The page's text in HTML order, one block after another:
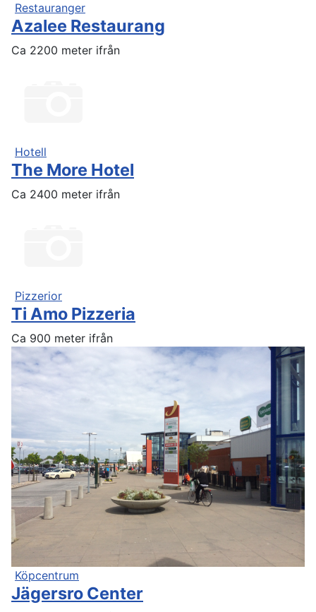
Restauranger
Azalee Restaurang
Ca 2200 meter ifrån
Hotell
The More Hotel
Ca 2400 meter ifrån
Pizzerior
Ti Amo Pizzeria
Ca 900 meter ifrån
Köpcentrum
Jägersro Center